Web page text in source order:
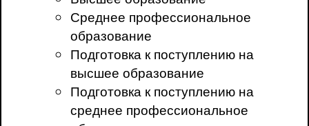
Среднее профессиональное
образование
Подготовка к поступлению на
высшее образование
Подготовка к поступлению на
среднее профессиональное